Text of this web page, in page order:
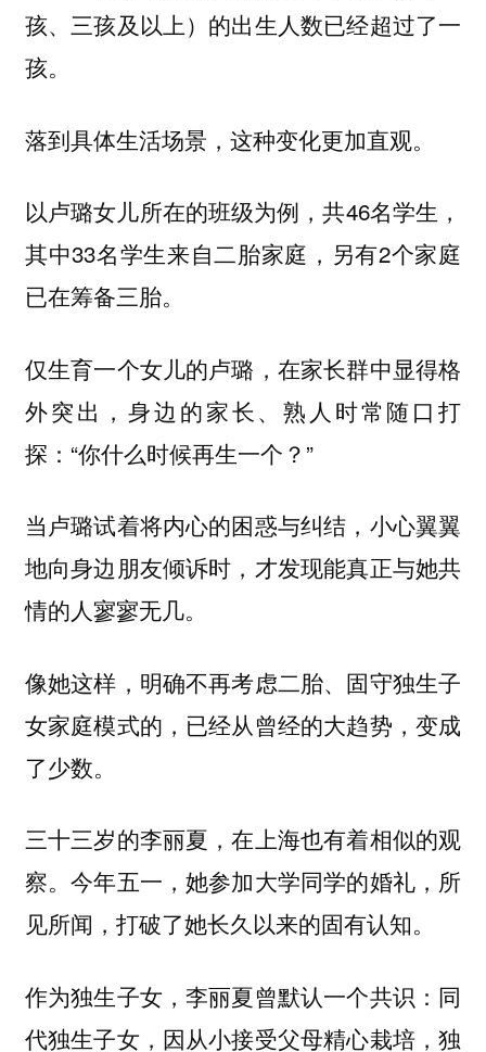
孩、三孩及以上）的出生人数已经超过了一
孩。
落到具体生活场景，这种变化更加直观。
以卢璐女儿所在的班级为例，共46名学生，
其中33名学生来自二胎家庭，另有2个家庭
已在筹备三胎。
仅生育一个女儿的卢璐，在家长群中显得格
外突出，身边的家长、熟人时常随口打
探：“你什么时候再生一个？”
当卢璐试着将内心的困惑与纠结，小心翼翼
地向身边朋友倾诉时，才发现能真正与她共
情的人寥寥无几。
像她这样，明确不再考虑二胎、固守独生子
女家庭模式的，已经从曾经的大趋势，变成
了少数。
三十三岁的李丽夏，在上海也有着相似的观
察。今年五一，她参加大学同学的婚礼，所
见所闻，打破了她长久以来的固有认知。
作为独生子女，李丽夏曾默认一个共识：同
代独生子女，因从小接受父母精心栽培，独